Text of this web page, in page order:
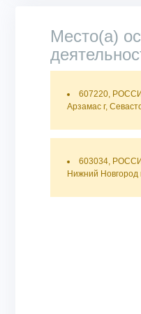
Место(а)
607220,
Арзамас г,
603034,
Нижний Новгород